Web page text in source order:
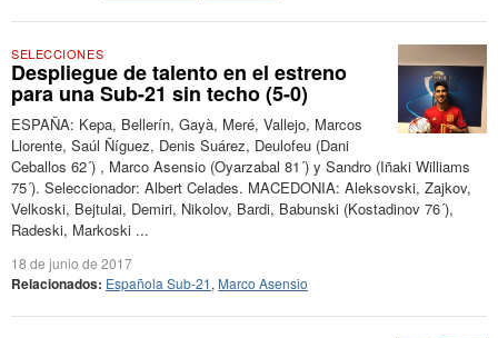
SELECCIONES
Despliegue de talento en el estreno
para una Sub-21 sin techo (5-0)
ESPAÑA: Kepa, Bellerín, Gayà, Meré, Vallejo, Marcos
Llorente, Saúl Ñíguez, Denis Suárez, Deulofeu (Dani
Ceballos 62´) , Marco Asensio (Oyarzabal 81´) y Sandro (Iñaki Williams
75´). Seleccionador: Albert Celades. MACEDONIA: Aleksovski, Zajkov,
Velkoski, Bejtulai, Demiri, Nikolov, Bardi, Babunski (Kostadinov 76´),
Radeski, Markoski ...
18 de junio de 2017
Relacionados: Española Sub-21, Marco Asensio